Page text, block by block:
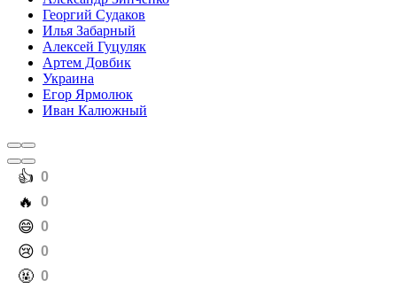
Георгий Судаков
Илья Забарный
Алексей Гуцуляк
Артем Довбик
Украина
Егор Ярмолюк
Иван Калюжный
️👍 0
️🔥 0
️😄 0
️😢 0
️🤬 0